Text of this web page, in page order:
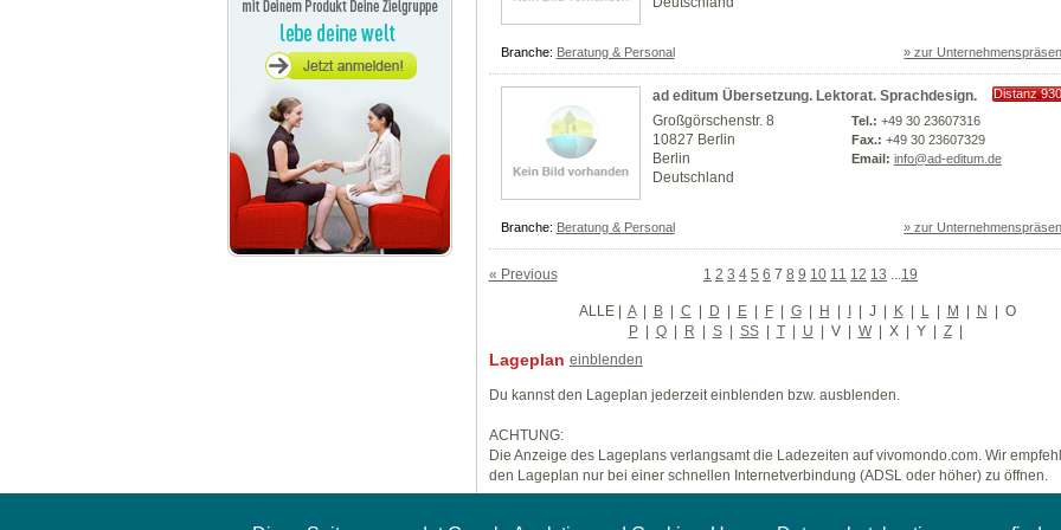
Branche: Beratung & Personal » zur
ad editum Übersetzung. Lektorat. Sprachdesign.
Distanz
Großgörschenstr. 8
10827 Berlin
Berlin
Deutschland
Tel.: +49 30 23607316
Fax.: +49 30 23607329
Email: info@ad-editum.de
Branche: Beratung & Personal » zur
« Previous 1 2 3 4 5 6 7 8 9 10 11 12 13 19
ALLE| A | B | C | D | E | F | G | H | I | J | K | L | M | N | O
P | Q | R | S | SS | T | U | V | W | X | Y | Z |
Lageplan einblenden
Du kannst den Lageplan jederzeit einblenden bzw. ausblenden.
ACHTUNG:
Die Anzeige des Lageplans verlangsamt die Ladezeiten auf vivomondo.com. Wir
den Lageplan nur bei einer schnellen Internetverbindung (ADSL oder höher) zu öffnen.